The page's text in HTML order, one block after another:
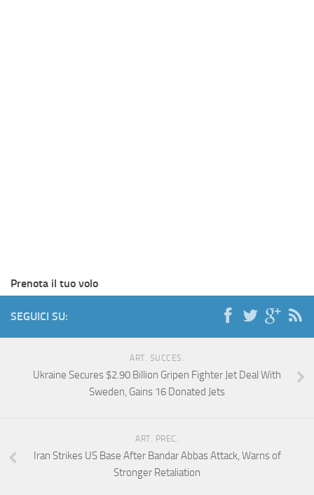
Prenota il tuo volo
SEGUICI SU:
ART. SUCCES.
Ukraine Secures $2.90 Billion Gripen Fighter Jet Deal With
Sweden, Gains 16 Donated Jets
ART. PREC.
Iran Strikes US Base After Bandar Abbas Attack, Warns of
Stronger Retaliation